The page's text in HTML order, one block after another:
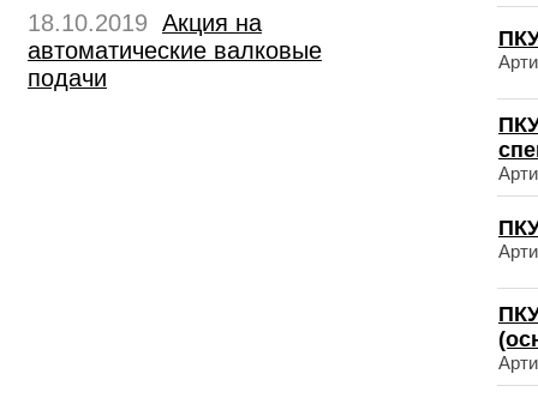
18.10.2019 Акция на
автоматические валковые
подачи